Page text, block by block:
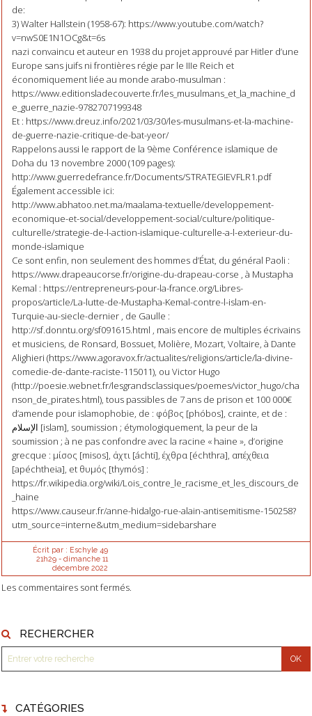
RECHERCHER
CATÉGORIES
de:
3) Walter Hallstein (1958-67): https://www.youtube.com/watch?
v=nwS0E1N1OCg&t=6s
nazi convaincu et auteur en 1938 du projet approuvé par Hitler d’une
Europe sans juifs ni frontières régie par le IIIe Reich et
économiquement liée au monde arabo-musulman :
https://www.editionsladecouverte.fr/les_musulmans_et_la_machine_d
e_guerre_nazie-9782707199348
Et : https://www.dreuz.info/2021/03/30/les-musulmans-et-la-machine-
de-guerre-nazie-critique-de-bat-yeor/
Rappelons aussi le rapport de la 9ème Conférence islamique de
Doha du 13 novembre 2000 (109 pages):
http://www.guerredefrance.fr/Documents/STRATEGIEVFLR1.pdf
Également accessible ici:
http://www.abhatoo.net.ma/maalama-textuelle/developpement-
economique-et-social/developpement-social/culture/politique-
culturelle/strategie-de-l-action-islamique-culturelle-a-l-exterieur-du-
monde-islamique
Ce sont enfin, non seulement des hommes d’État, du général Paoli :
https://www.drapeaucorse.fr/origine-du-drapeau-corse , à Mustapha
Kemal : https://entrepreneurs-pour-la-france.org/Libres-
propos/article/La-lutte-de-Mustapha-Kemal-contre-l-islam-en-
Turquie-au-siecle-dernier , de Gaulle :
http://sf.donntu.org/sf091615.html , mais encore de multiples écrivains
et musiciens, de Ronsard, Bossuet, Molière, Mozart, Voltaire, à Dante
Alighieri (https://www.agoravox.fr/actualites/religions/article/la-divine-
comedie-de-dante-raciste-115011), ou Victor Hugo
(http://poesie.webnet.fr/lesgrandsclassiques/poemes/victor_hugo/cha
nson_de_pirates.html), tous passibles de 7 ans de prison et 100 000€
d’amende pour islamophobie, de : φόβος [phóbos], crainte, et de :
الإسلام [islam], soumission ; étymologiquement, la peur de la
soumission ; à ne pas confondre avec la racine « haine », d’origine
grecque : μίσος [misos], άχτι [áchti], έχθρα [échthra], απέχθεια
[apéchtheia], et θυμός [thymós] :
https://fr.wikipedia.org/wiki/Lois_contre_le_racisme_et_les_discours_de
_haine
https://www.causeur.fr/anne-hidalgo-rue-alain-antisemitisme-150258?
utm_source=interne&utm_medium=sidebarshare
Écrit par : Eschyle 49
21h29- dimanche 11
décembre 2022
Les commentaires sont fermés.